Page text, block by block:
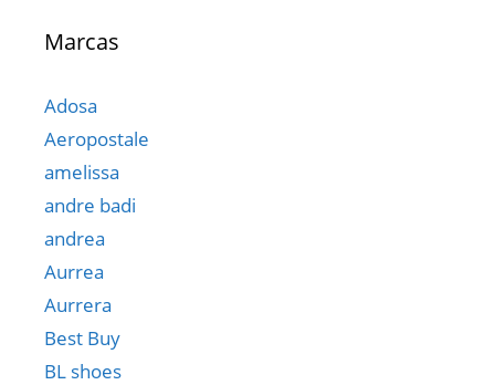
Marcas
Adosa
Aeropostale
amelissa
andre badi
andrea
Aurrea
Aurrera
Best Buy
BL shoes